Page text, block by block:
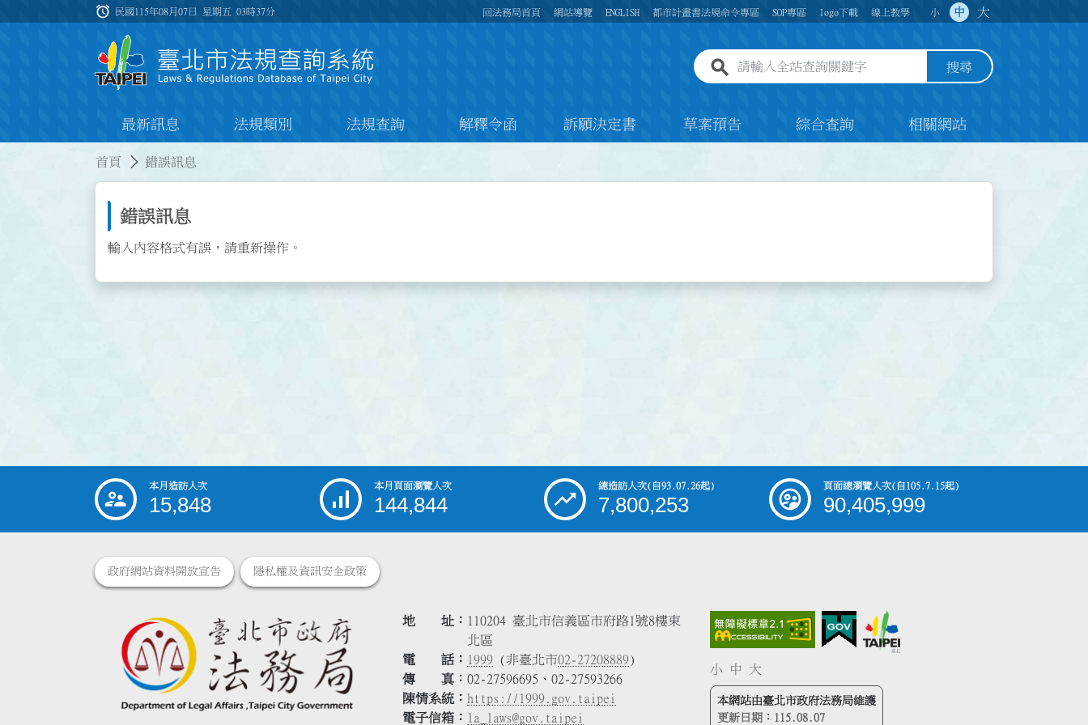
:::
alarm 民國115年08月07日 星期五03時37分 回法務局首頁 網站導覽 ENGLISH 都市計畫書法規命令專區 SOP專區 logo下載 線上教學 小 中 大
全站查詢關鍵字欄位 搜尋
最新訊息 法規類別 法規查詢 解釋令函 訴願決定書 草案預告 綜合查詢 相關網站
首頁 錯誤訊息
錯誤訊息
輸入內容格式有誤，請重新操作。
::: 本月造訪人次
15,848
本月頁面瀏覽人次
144,844
總造訪人次(自93.07.26起)
7,800,253
頁面總瀏覽人次(自105.7.15起)
90,405,999
政府網站資料開放宣告 隱私權及資訊安全政策
地 址
110204 臺北市信義區市府路1號8樓東
北區
電 話
1999 (非臺北市02-27208889)
傳 真
02-27596695、02-27593266
陳情系統
https://1999.gov.taipei
電子信箱
la_laws@gov.taipei
小 中 大
本網站由臺北市政府法務局維護
更新日期： 115.08.07